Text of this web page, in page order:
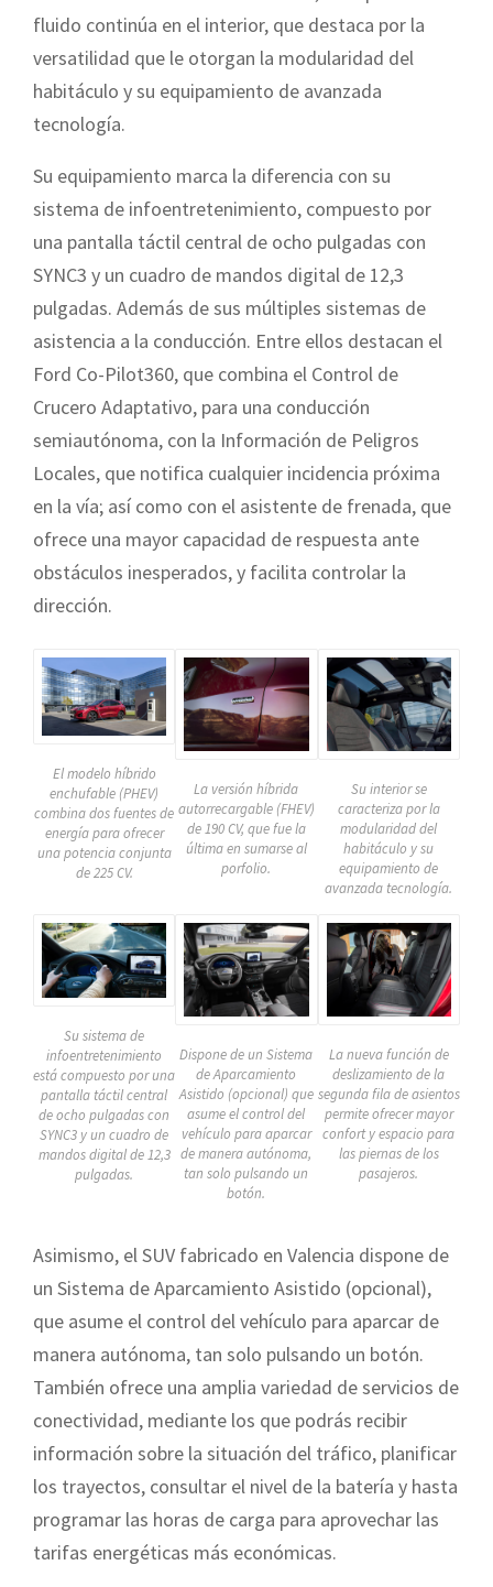
fluido continúa en el interior, que destaca por la
versatilidad que le otorgan la modularidad del
habitáculo y su equipamiento de avanzada
tecnología.
Su equipamiento marca la diferencia con su
sistema de infoentretenimiento, compuesto por
una pantalla táctil central de ocho pulgadas con
SYNC3 y un cuadro de mandos digital de 12,3
pulgadas. Además de sus múltiples sistemas de
asistencia a la conducción. Entre ellos destacan el
Ford Co-Pilot360, que combina el Control de
Crucero Adaptativo, para una conducción
semiautónoma, con la Información de Peligros
Locales, que notifica cualquier incidencia próxima
en la vía; así como con el asistente de frenada, que
ofrece una mayor capacidad de respuesta ante
obstáculos inesperados, y facilita controlar la
dirección.
El modelo híbrido
enchufable (PHEV)
combina dos fuentes de
energía para ofrecer
una potencia conjunta
de 225 CV.
La versión híbrida
autorrecargable (FHEV)
de 190 CV, que fue la
última en sumarse al
porfolio.
Su interior se
caracteriza por la
modularidad del
habitáculo y su
equipamiento de
avanzada tecnología.
Su sistema de
infoentretenimiento
está compuesto por una
pantalla táctil central
de ocho pulgadas con
SYNC3 y un cuadro de
mandos digital de 12,3
pulgadas.
Dispone de un Sistema
de Aparcamiento
Asistido (opcional) que
asume el control del
vehículo para aparcar
de manera autónoma,
tan solo pulsando un
botón.
La nueva función de
deslizamiento de la
segunda fila de asientos
permite ofrecer mayor
confort y espacio para
las piernas de los
pasajeros.
Asimismo, el SUV fabricado en Valencia dispone de
un Sistema de Aparcamiento Asistido (opcional),
que asume el control del vehículo para aparcar de
manera autónoma, tan solo pulsando un botón.
También ofrece una amplia variedad de servicios de
conectividad, mediante los que podrás recibir
información sobre la situación del tráfico, planificar
los trayectos, consultar el nivel de la batería y hasta
programar las horas de carga para aprovechar las
tarifas energéticas más económicas.